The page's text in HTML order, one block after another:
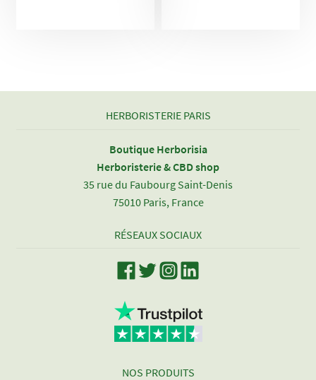
HERBORISTERIE PARIS
Boutique Herborisia
Herboristerie & CBD shop
35 rue du Faubourg Saint-Denis
75010 Paris, France
RÉSEAUX SOCIAUX
NOS PRODUITS